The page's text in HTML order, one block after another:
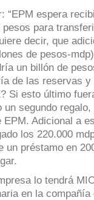
“EPM espera
para
decir, que
de pesos-
un billón de
de las reservas y
Si esto último
segundo regalo,
EPM. Adicional a
los 220.000
un préstamo en
lo tendrá
en la compañía